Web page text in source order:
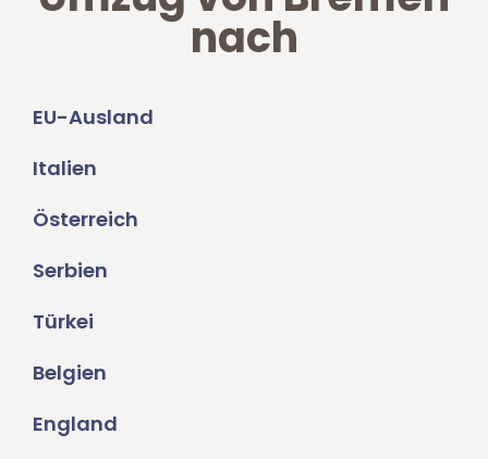
nach
EU-Ausland
Italien
Österreich
Serbien
Türkei
Belgien
England